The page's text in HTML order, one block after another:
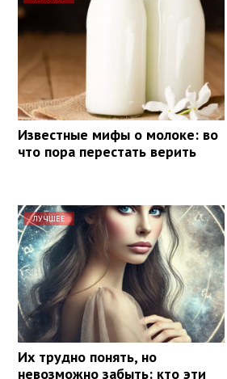
Известные мифы о молоке: во
что пора перестать верить
ЛУЧШЕЕ
Их трудно понять, но
невозможно забыть: кто эти